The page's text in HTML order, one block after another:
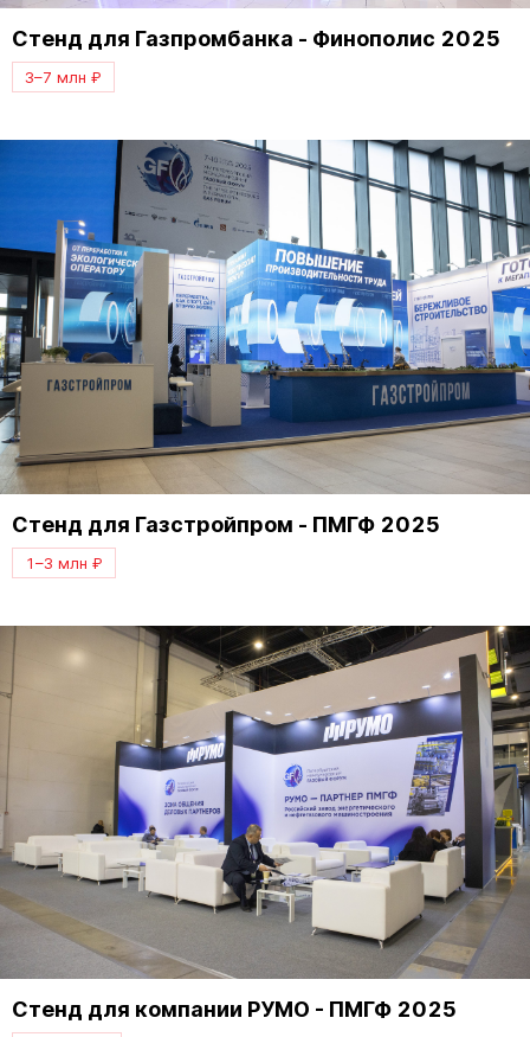
Стенд для Газпромбанка - Финополис 2025
3–7 млн ₽
Стенд для Газстройпром - ПМГФ 2025
1–3 млн ₽
Стенд для компании РУМО - ПМГФ 2025